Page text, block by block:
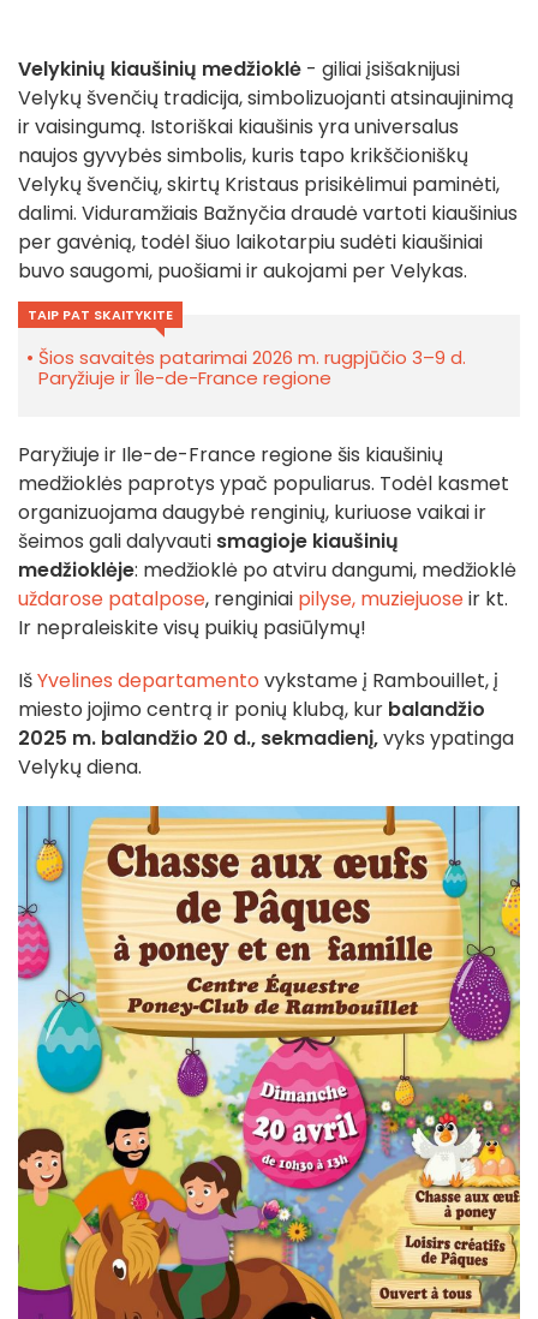
Velykinių kiaušinių medžioklė - giliai įsišaknijusi
Velykų švenčių tradicija, simbolizuojanti atsinaujinimą
ir vaisingumą. Istoriškai kiaušinis yra universalus
naujos gyvybės simbolis, kuris tapo krikščioniškų
Velykų švenčių, skirtų Kristaus prisikėlimui paminėti,
dalimi. Viduramžiais Bažnyčia draudė vartoti kiaušinius
per gavėnią, todėl šiuo laikotarpiu sudėti kiaušiniai
buvo saugomi, puošiami ir aukojami per Velykas.
TAIP PAT SKAITYKITE
Šios savaitės patarimai 2026 m. rugpjūčio 3–9 d.
Paryžiuje ir Île-de-France regione
Paryžiuje ir Ile-de-France regione šis kiaušinių
medžioklės paprotys ypač populiarus. Todėl kasmet
organizuojama daugybė renginių, kuriuose vaikai ir
šeimos gali dalyvauti smagioje kiaušinių
medžioklėje: medžioklė po atviru dangumi, medžioklė
uždarose patalpose, renginiai pilyse, muziejuoseir kt.
Ir nepraleiskite visų puikių pasiūlymų!
IšYvelines departamento vykstame į Rambouillet, į
miesto jojimo centrą ir ponių klubą, kur balandžio
2025 m. balandžio 20 d., sekmadienį,vyks ypatinga
Velykų diena.